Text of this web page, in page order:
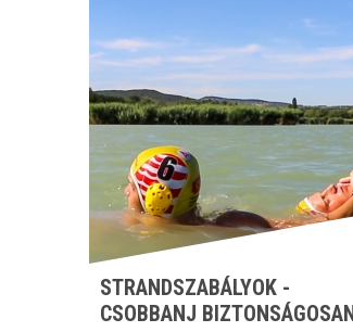
STRANDSZABÁLYOK -
CSOBBANJ